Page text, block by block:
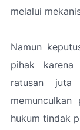
melalui
Namun
pihak karena
ratusan
hukum tindak